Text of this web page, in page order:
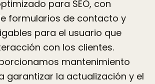
para SEO, con
formularios de contacto y
para el usuario que
con los clientes.
mantenimiento
garantizar la actualización y el